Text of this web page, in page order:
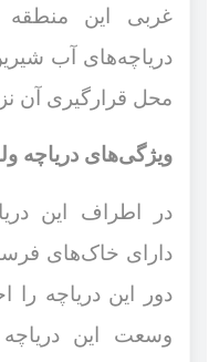
غربی این منطقه
دریاچه‌های آب
محل قرارگیری آن
ویژگی‌های دریاچه
در اطراف این
دارای خاک‌های
دور این دریاچه
وسعت این